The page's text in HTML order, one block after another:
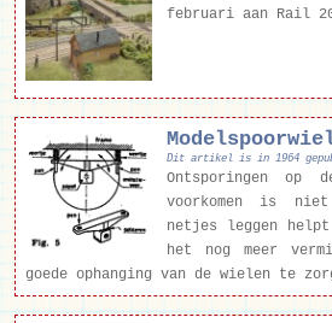
februari aan Rail
Dit artikel is in 1964
Ontsporingen op
voorkomen is
netjes leggen
het nog meer
goede ophanging van de wielen te